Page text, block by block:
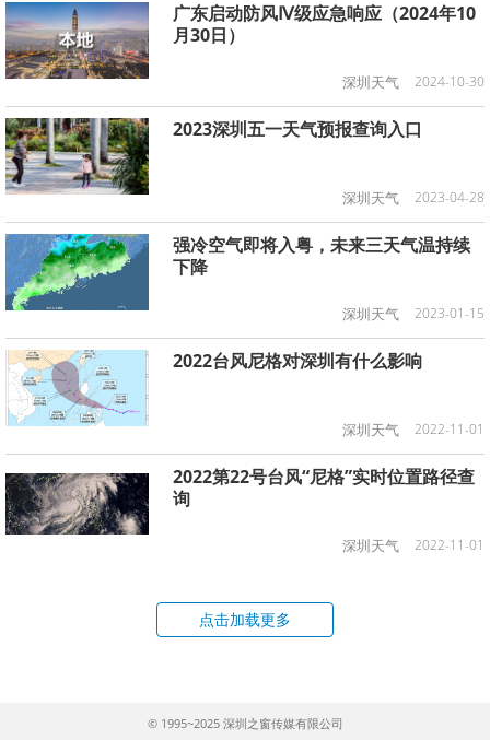
广东启动防风Ⅳ级应急响应（2024年10
月30日）
深圳天气 2024-10-30
2023深圳五一天气预报查询入口
深圳天气 2023-04-28
强冷空气即将入粤，未来三天气温持续
下降
深圳天气 2023-01-15
2022台风尼格对深圳有什么影响
深圳天气 2022-11-01
2022第22号台风“尼格”实时位置路径查
询
深圳天气 2022-11-01
点击加载更多
© 1995~2025 深圳之窗传媒有限公司